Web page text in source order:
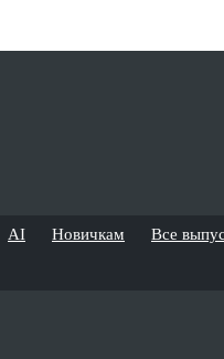
AI Новичкам Все